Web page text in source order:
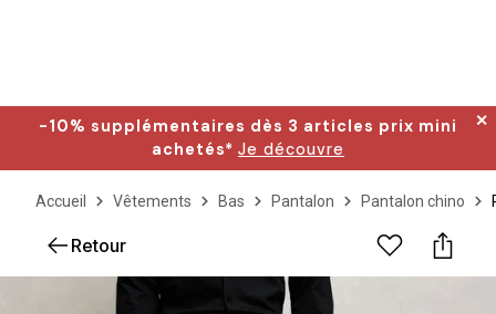
-10% supplémentaires dès 3 articles prix mini
achetés* Je découvre
✕
Accueil Vêtements Bas Pantalon Pantalon chino
Retour